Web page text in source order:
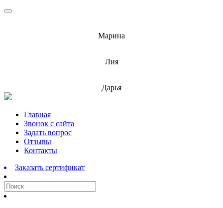
Марина
Лия
Дарья
Перейти
содержимому
Главная
Звонок с сайта
Задать вопрос
Отзывы
Контакты
Заказать сертификат